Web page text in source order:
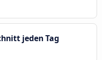
jeden Tag